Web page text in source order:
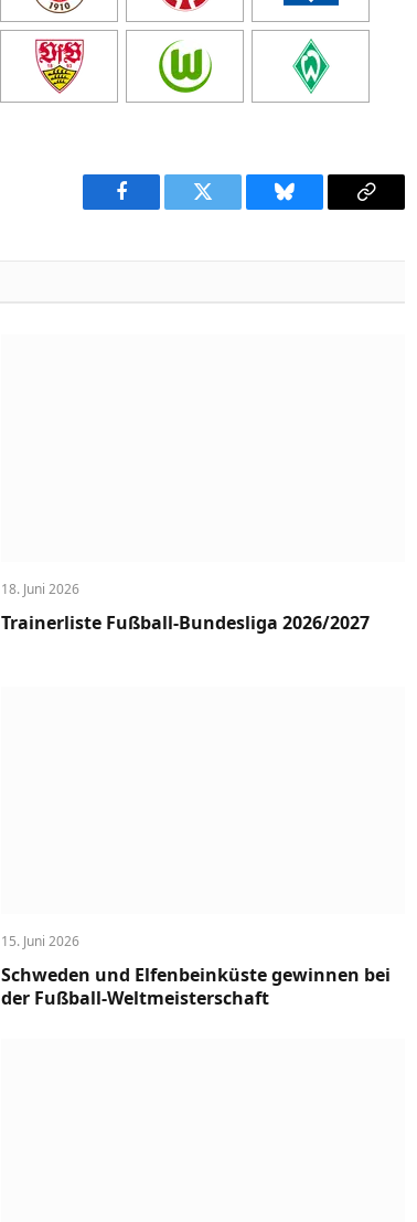
Facebook Twitter Bluesky
Copy
18. Juni 2026
Trainerliste Fußball-Bundesliga 2026/2027
15. Juni 2026
Schweden und Elfenbeinküste gewinnen bei
der Fußball-Weltmeisterschaft